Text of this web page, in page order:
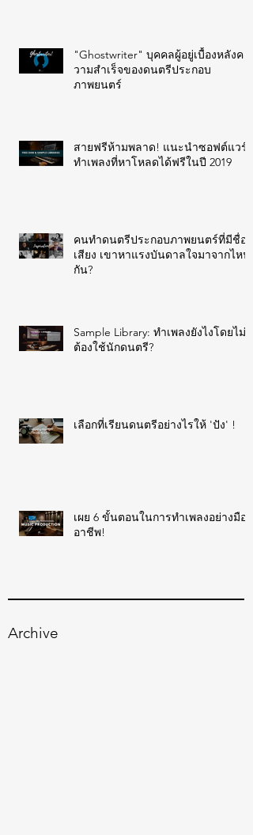
"Ghostwriter" บุคคลผู้อยู่เบื้องหลังค
วามสำเร็จของดนตรีประกอบ
ภาพยนตร์
สายฟรีห้ามพลาด! แนะนำซอฟต์แวร์
ทำเพลงที่หาโหลดได้ฟรีในปี 2019
คนทำดนตรีประกอบภาพยนตร์ที่มีชื่อ
เสียง เขาหาแรงบันดาลใจมาจากไหน
กัน?
Sample Library: ทำเพลงยังไงโดยไม่
ต้องใช้นักดนตรี?
เลือกที่เรียนดนตรีอย่างไรให้ 'ปัง' !
เผย 6 ขั้นตอนในการทำเพลงอย่างมือ
อาชีพ!
Archive